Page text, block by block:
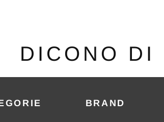
DICONO DI
BRAND